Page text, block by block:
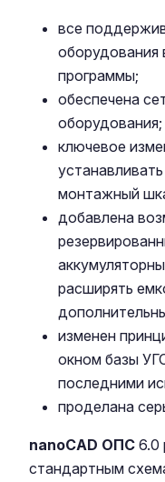
все
оборудования
программы;
обеспечена
оборудования;
ключевое
монтажный
добавлена
расширять
изменен
окном базы
последними
проделана
nanoCAD ОПС 6.0
стандартным